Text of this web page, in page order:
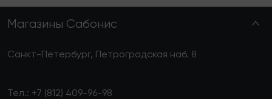
Магазины Сабонис
Санкт-Петербург, Петроградская наб. 8
Тел.: +7 (812) 409-96-98